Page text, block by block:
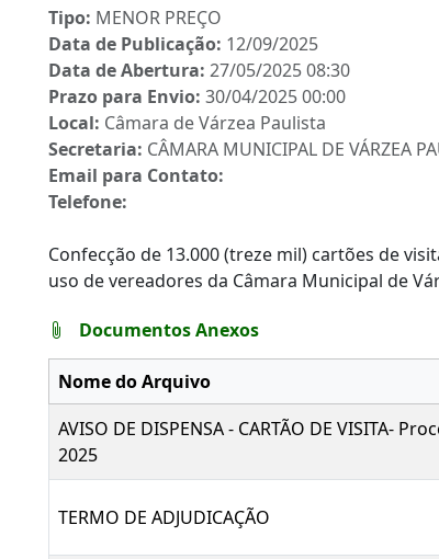
Tipo: MENOR PREÇO
Data de Publicação: 12/09/2025
Data de Abertura: 27/05/2025 08:30
Prazo para Envio: 30/04/2025 00:00
Local: Câmara de Várzea Paulista
Secretaria: CÂMARA MUNICIPAL DE VÁRZEA
Email para Contato:
Telefone:
Confecção de 13.000 (treze mil) cartões de
uso de vereadores da Câmara Municipal de
Documentos Anexos
Nome do Arquivo
AVISO DE DISPENSA - CARTÃO DE VISITA-
2025
TERMO DE ADJUDICAÇÃO